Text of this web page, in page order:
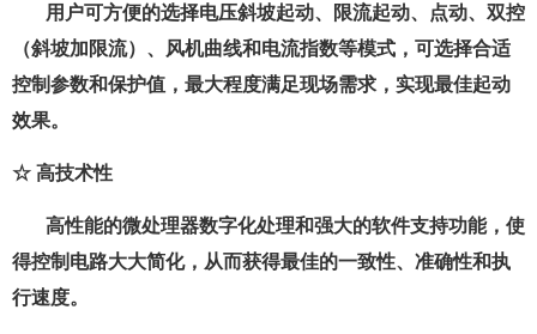
用户可方便的选择电压斜坡起动、限流起动、点动、双控
（斜坡加限流）、风机曲线和电流指数等模式，可选择合适
控制参数和保护值，最大程度满足现场需求，实现最佳起动
效果。
☆ 高技术性
高性能的微处理器数字化处理和强大的软件支持功能，使
得控制电路大大简化，从而获得最佳的一致性、准确性和执
行速度。